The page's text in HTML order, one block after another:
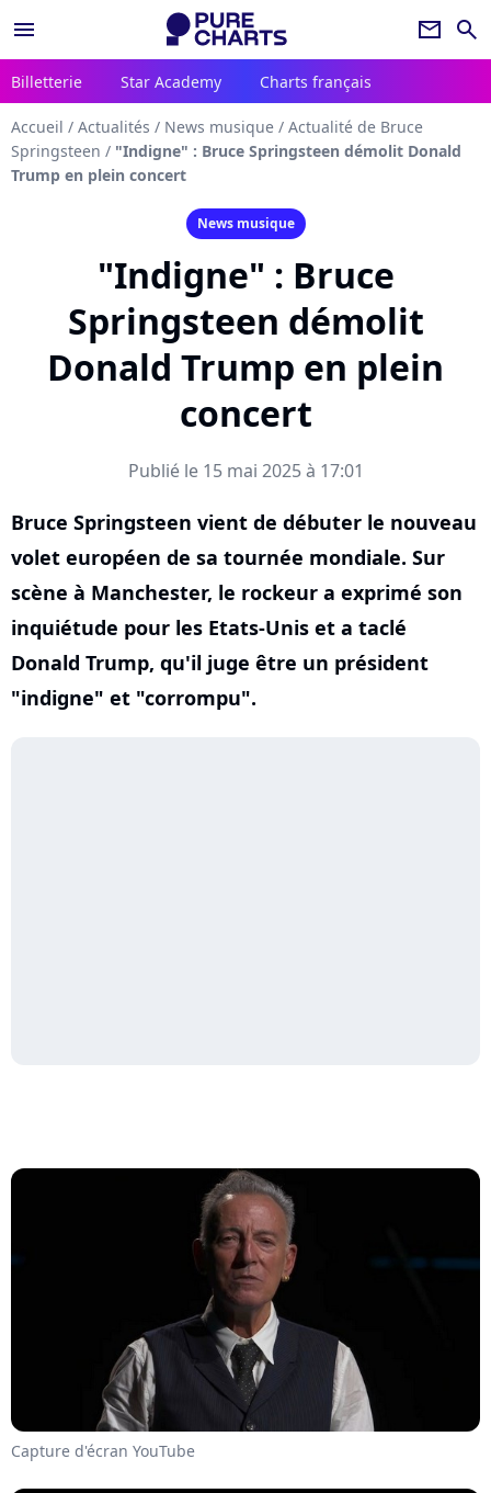
menu newsletter search
Billetterie Star Academy Charts français
Accueil / Actualités / News musique / Actualité de Bruce
Springsteen / "Indigne" : Bruce Springsteen démolit Donald
Trump en plein concert
News musique
"Indigne" : Bruce
Springsteen démolit
Donald Trump en plein
concert
Publié le 15 mai 2025 à 17:01
Bruce Springsteen vient de débuter le nouveau
volet européen de sa tournée mondiale. Sur
scène à Manchester, le rockeur a exprimé son
inquiétude pour les Etats-Unis et a taclé
Donald Trump, qu'il juge être un président
"indigne" et "corrompu".
Capture d'écran YouTube